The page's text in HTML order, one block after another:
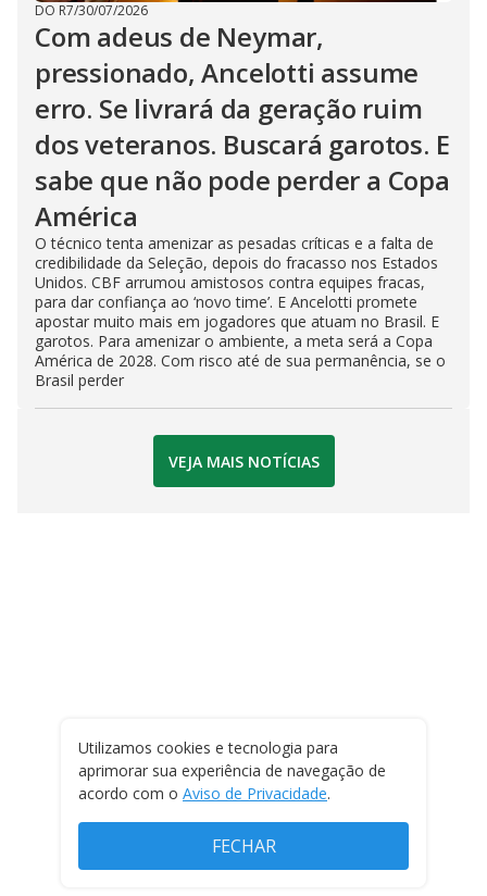
DO R7/30/07/2026
Com adeus de Neymar,
pressionado, Ancelotti assume
erro. Se livrará da geração ruim
dos veteranos. Buscará garotos. E
sabe que não pode perder a Copa
América
O técnico tenta amenizar as pesadas críticas e a falta de
credibilidade da Seleção, depois do fracasso nos Estados
Unidos. CBF arrumou amistosos contra equipes fracas,
para dar confiança ao ‘novo time’. E Ancelotti promete
apostar muito mais em jogadores que atuam no Brasil. E
garotos. Para amenizar o ambiente, a meta será a Copa
América de 2028. Com risco até de sua permanência, se o
Brasil perder
VEJA MAIS NOTÍCIAS
Utilizamos cookies e tecnologia para
aprimorar sua experiência de navegação de
acordo com o Aviso de Privacidade.
FECHAR